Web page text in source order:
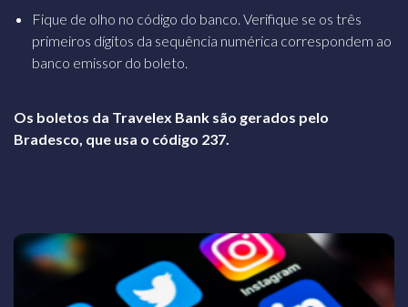
Fique de olho no código do banco. Verifique se os três
primeiros dígitos da sequência numérica correspondem ao
banco emissor do boleto.
Os boletos da Travelex Bank são gerados pelo
Bradesco, que usa o código 237.